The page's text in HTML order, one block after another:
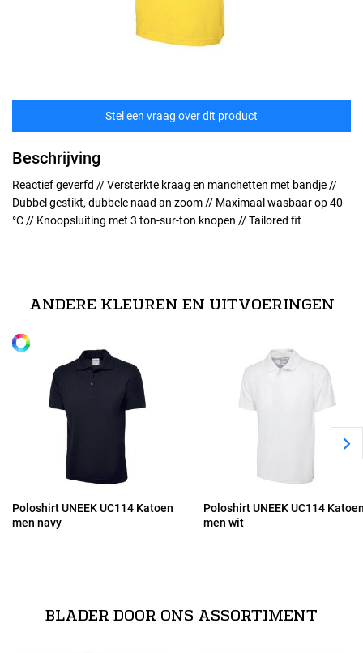
Stel een vraag over dit product
Beschrijving
Reactief geverfd // Versterkte kraag en manchetten met bandje //
Dubbel gestikt, dubbele naad an zoom // Maximaal wasbaar op 40
°C // Knoopsluiting met 3 ton-sur-ton knopen // Tailored fit
2XL
ANDERE KLEUREN EN UITVOERINGEN
Poloshirt UNEEK UC114 Katoen
men navy
Poloshirt UNEEK UC114
men wit
BLADER DOOR ONS ASSORTIMENT